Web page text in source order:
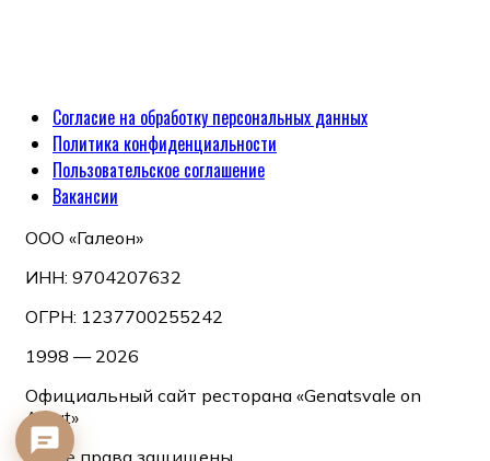
Согласие на обработку персональных данных
Политика конфиденциальности
Пользовательское соглашение
Вакансии
ООО «Галеон»
ИНН: 9704207632
ОГРН: 1237700255242
1998 — 2026
Официальный сайт ресторана «Genatsvale on
Arbat»
© Все права защищены